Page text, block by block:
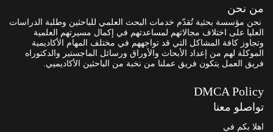
من نحن
نحن مؤسسة بحثية تُقدّم خدمات البحث العلمي للباحثين وطلبة الدراسات
العليا على اختلاف مجالاتهم لمساعدتهم في إكمال مسيرتهم العلمية
وتجاوز كافة المشاكل التي قد تواجههم في مختلف المهام الأكاديمية
الموكلة لهم من إعداد الأبحاث والأوراق ورسائل الماجستير والدكتوراه
فريق العمل يتكون فريق عملنا من نخبة من الباحثين الأكاديميي.
DMCA Policy
تواصلو معنا
اهلا بكم في